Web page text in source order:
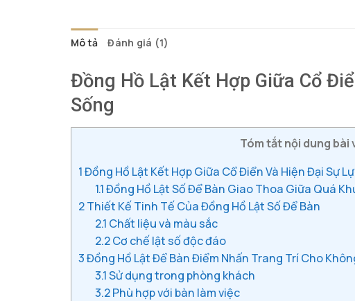
Mô tả Đánh giá (1)
Đồng Hồ Lật Kết Hợp Giữa Cổ
Sống
Tóm tắt nội dung bài
1Đồng Hồ Lật Kết Hợp Giữa Cổ Điển Và Hiện Đại Sự
1.1Đồng Hồ Lật Số Để Bàn Giao Thoa Giữa Quá
2Thiết Kế Tinh Tế Của Đồng Hồ Lật Số Để Bàn
2.1 Chất liệu và màu sắc
2.2Cơ chế lật số độc đáo
3Đồng Hồ Lật Để Bàn Điểm Nhấn Trang Trí Cho
3.1Sử dụng trong phòng khách
3.2Phù hợp với bàn làm việc